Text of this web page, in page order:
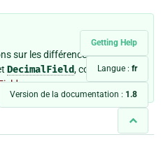
Getting Help
Langue : fr
Version de la documentation : 1.8
sur les différences entre les
DecimalField, consultez
.